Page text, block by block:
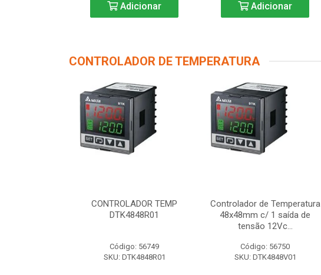
Adicionar Adicionar
CONTROLADOR DE TEMPERATURA
CONTROLADOR TEMP
DTK4848R01
Código: 56749
SKU: DTK4848R01
Controlador de Temperatura
48x48mm c/ 1 saída de
tensão 12Vc...
Código: 56750
SKU: DTK4848V01